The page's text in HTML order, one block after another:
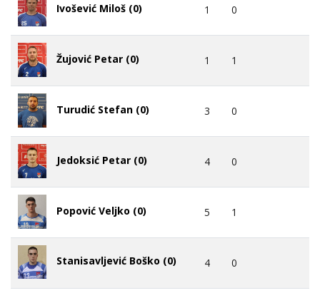
Ivošević Miloš (0) 1 0
Žujović Petar (0) 1 1
Turudić Stefan (0) 3 0
Jedoksić Petar (0) 4 0
Popović Veljko (0) 5 1
Stanisavljević Boško (0) 4 0